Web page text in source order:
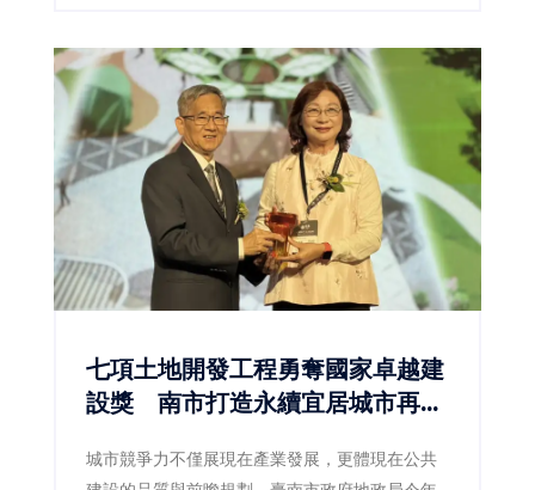
七項土地開發工程勇奪國家卓越建
設獎 南市打造永續宜居城市再獲
城市競爭力不僅展現在產業發展，更體現在公共